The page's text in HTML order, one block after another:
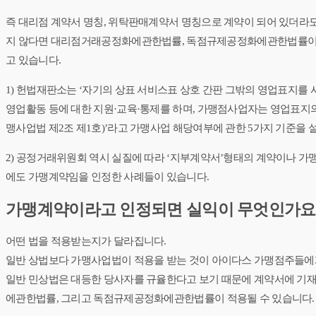
즉 대리점 계약서 명칭, 위탁판매계약서 명칭으로 계약이 되어 있더
지 않다면 대리점거래공정화에관한법률, 독점규제공정화에관한법률
고 있습니다.
​1) 헌법재판소는 ‘자기의 상표 서비스표 상호 간판 그밖의 영업표지
영업활동 등에 대한 지원·교육·통제를 하며, 가맹점사업자는 영업표
맹사업법 제2조 제1호)’라고 가맹사업 해당여부에 관한 5가지 기준을
2) 공정거래위원회 역시 실질에 따라 ‘지부계약서’형태의 계약이나
에도 가맹계약임을 인정한 사례들이 있습니다.
가맹계약이라고 인정되면 실익이 무엇인가
어떤 법을 적용받는지가 달라집니다.
일반 상법보다 가맹사업법이 적용을 받는 것이 아이다스 가맹점주들
일반 민상법은 대등한 당사자를 규율한다고 보기 때문에 계약서에
에관한법률, 그리고 독점규제공정화에관한법률이 적용될 수 있습니다.